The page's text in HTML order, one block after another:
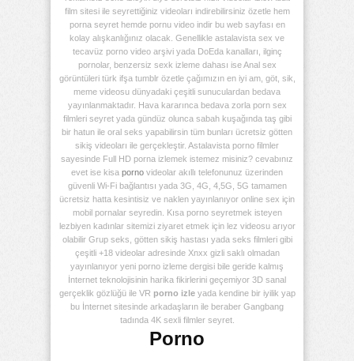
film sitesi ile seyrettiğiniz videoları indirebilirsiniz özetle hem
porna seyret hemde pornu video indir bu web sayfası en
kolay alışkanlığınız olacak. Genellikle astalavista sex ve
tecavüz porno video arşivi yada DoEda kanalları, ilginç
pornolar, benzersiz sexk izleme dahası ise Anal sex
görüntüleri türk ifşa tumblr özetle çağımızın en iyi am, göt, sik,
meme videosu dünyadaki çeşitli sunuculardan bedava
yayınlanmaktadır. Hava kararınca bedava zorla porn sex
filmleri seyret yada gündüz olunca sabah kuşağında taş gibi
bir hatun ile oral seks yapabilirsin tüm bunları ücretsiz götten
sikiş videoları ile gerçekleştir. Astalavista porno filmler
sayesinde Full HD porna izlemek istemez misiniz? cevabınız
evet ise kisa porno videolar akıllı telefonunuz üzerinden
güvenli Wi-Fi bağlantısı yada 3G, 4G, 4,5G, 5G tamamen
ücretsiz hatta kesintisiz ve naklen yayınlanıyor online sex için
mobil pornalar seyredin. Kısa porno seyretmek isteyen
lezbiyen kadınlar sitemizi ziyaret etmek için lez videosu arıyor
olabilir Grup seks, götten sikiş hastası yada seks filmleri gibi
çeşitli +18 videolar adresinde Xnxx gizli saklı olmadan
yayınlanıyor yeni porno izleme dergisi bile geride kalmış
İnternet teknolojisinin harika fikirlerini geçemiyor 3D sanal
gerçeklik gözlüğü ile VR porno izleyada kendine bir iyilik yap
bu İnternet sitesinde arkadaşların ile beraber Gangbang
tadında 4K sexli filmler seyret.
Porno